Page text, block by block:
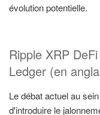
évolution potentielle.
Ripple XRP
Ledger (en
Le débat actuel au
d'introduire le